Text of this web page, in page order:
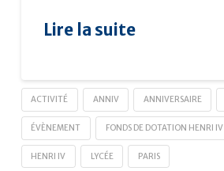
Lire la suite
ACTIVITÉ ANNIV ANNIVERSAIRE
ÉVÈNEMENT FONDS DE DOTATION HENRI IV
HENRI IV LYCÉE PARIS